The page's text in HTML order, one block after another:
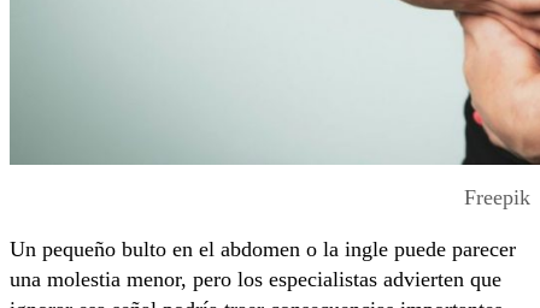
Freepik
Un pequeño bulto en el abdomen o la ingle puede parecer
una molestia menor, pero los especialistas advierten que